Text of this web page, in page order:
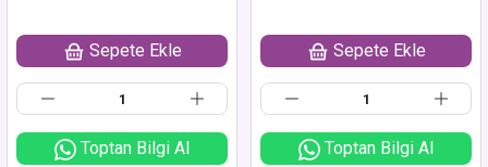
Sepete Ekle
Toptan Bilgi Al
Sepete Ekle
Toptan Bilgi Al